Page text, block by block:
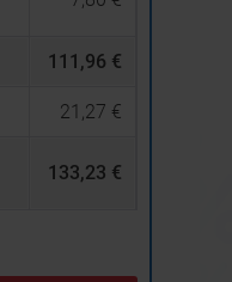
111,96 €
21,27 €
133,23 €